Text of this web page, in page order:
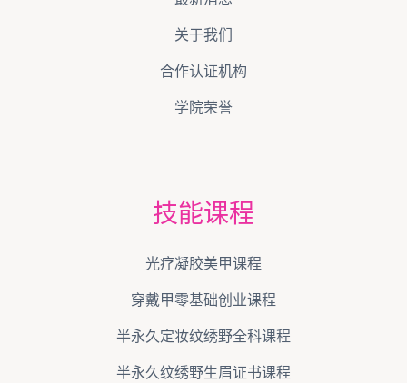
关于我们
合作认证机构
学院荣誉
技能课程
光疗凝胶美甲课程
穿戴甲零基础创业课程
半永久定妆纹绣野全科课程
半永久纹绣野生眉证书课程